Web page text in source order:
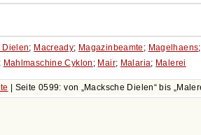
Dielen; Macready; Magazinbeamte ; Magelhaens;
; Mahlmaschine Cyklon ; Mair; Malaria; Malerei
| Seite 0599: von Macksche Dielen bis